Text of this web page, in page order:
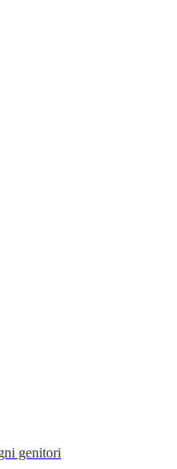
genitori